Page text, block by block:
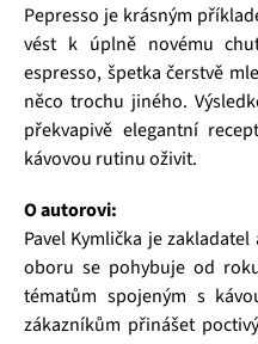
Pepresso je krásným
vést k úplně novému
espresso, špetka čerstvě
něco trochu jiného.
překvapivě elegantní
kávovou rutinu oživit.
O autorovi:
Pavel Kymlička je
oboru se pohybuje od
tématům spojeným s
zákazníkům přinášet